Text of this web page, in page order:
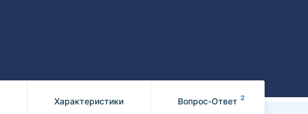
Характеристики Вопрос-Ответ 2